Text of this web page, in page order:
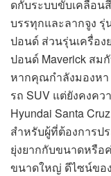
ดกับระบบขับเคลื่อน
บรรทุกและลากจูง รุ่
ปอนด์ ส่วนรุ่นเครื่อง
ปอนด์ Maverick สม
หากคุณกำลังมองหา
รถ SUV แต่ยังคงค
Hyundai Santa
สำหรับผู้ที่ต้องการป
ยุ่งยากกับขนาดหรือ
ขนาดใหญ่ ดีไซน์ของ